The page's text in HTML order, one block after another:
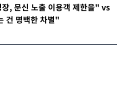
, 문신 노출 이용객 제한을" vs
건 명백한 차별"